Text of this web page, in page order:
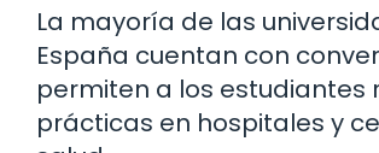
La mayoría de las
España cuentan con
permiten a los estudiantes
prácticas en hospitales y